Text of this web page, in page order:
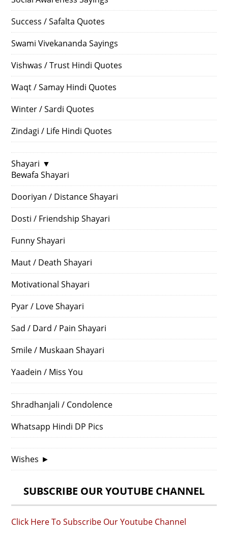
Success / Safalta Quotes
Swami Vivekananda Sayings
Vishwas / Trust Hindi Quotes
Waqt / Samay Hindi Quotes
Winter / Sardi Quotes
Zindagi / Life Hindi Quotes
Shayari ▼
Bewafa Shayari
Dooriyan / Distance Shayari
Dosti / Friendship Shayari
Funny Shayari
Maut / Death Shayari
Motivational Shayari
Pyar / Love Shayari
Sad / Dard / Pain Shayari
Smile / Muskaan Shayari
Yaadein / Miss You
Shradhanjali / Condolence
Whatsapp Hindi DP Pics
Wishes ►
SUBSCRIBE OUR YOUTUBE CHANNEL
Click Here To Subscribe Our Youtube Channel